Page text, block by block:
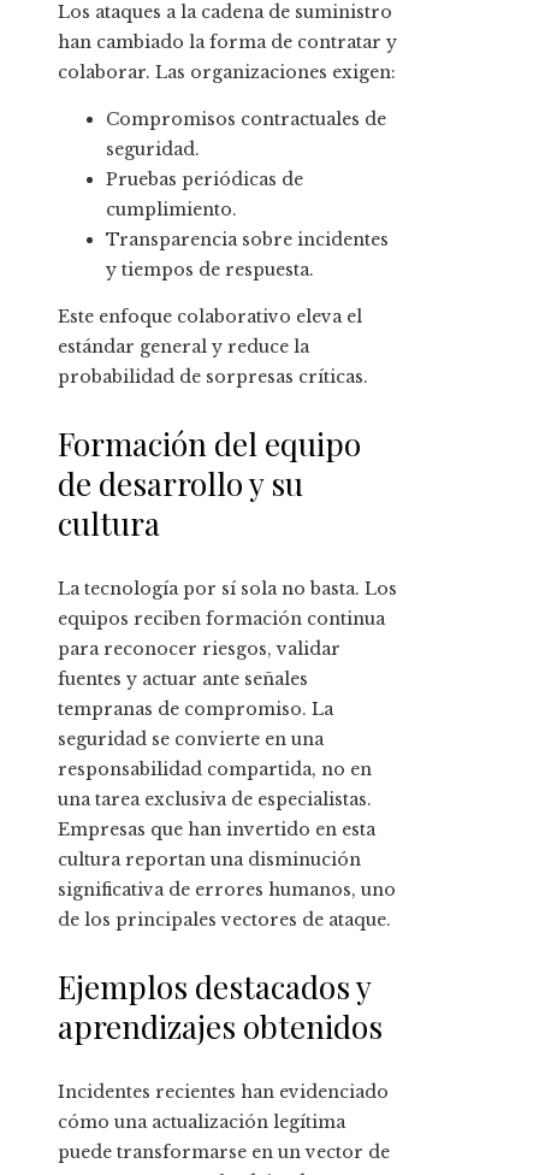
Los ataques a la cadena de suministro
han cambiado la forma de contratar y
colaborar. Las organizaciones exigen:
Compromisos contractuales de
seguridad.
Pruebas periódicas de
cumplimiento.
Transparencia sobre incidentes
y tiempos de respuesta.
Este enfoque colaborativo eleva el
estándar general y reduce la
probabilidad de sorpresas críticas.
Formación del equipo
de desarrollo y su
cultura
La tecnología por sí sola no basta. Los
equipos reciben formación continua
para reconocer riesgos, validar
fuentes y actuar ante señales
tempranas de compromiso. La
seguridad se convierte en una
responsabilidad compartida, no en
una tarea exclusiva de especialistas.
Empresas que han invertido en esta
cultura reportan una disminución
significativa de errores humanos, uno
de los principales vectores de ataque.
Ejemplos destacados y
aprendizajes obtenidos
Incidentes recientes han evidenciado
cómo una actualización legítima
puede transformarse en un vector de